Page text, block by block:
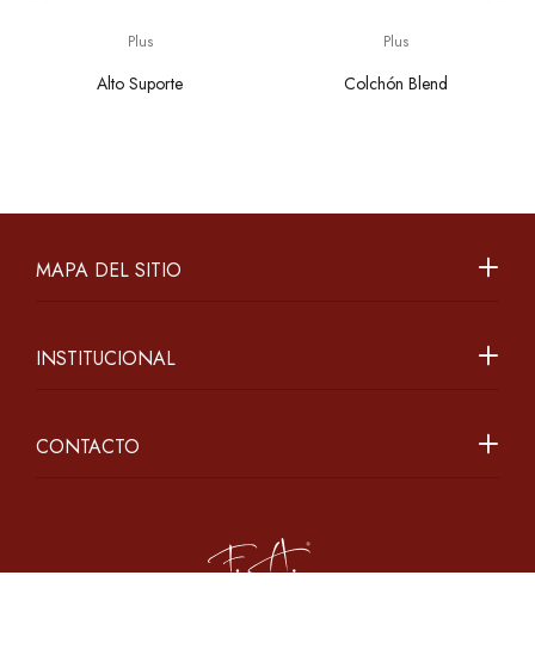
Plus
Alto Suporte
Plus
Colchón Blend
MAPA DEL SITIO
INSTITUCIONAL
CONTACTO